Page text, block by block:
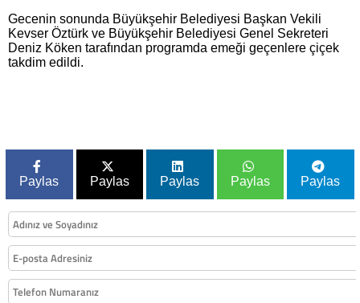
Gecenin sonunda Büyükşehir Belediyesi Başkan Vekili
Kevser Öztürk ve Büyükşehir Belediyesi Genel Sekreteri
Deniz Köken tarafından programda emeği geçenlere çiçek
takdim edildi.
Paylas Paylas Paylas Paylas Paylas